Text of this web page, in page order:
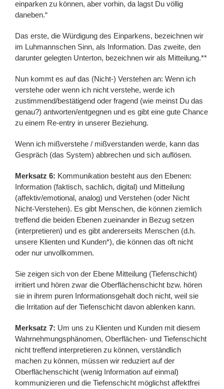
einparken zu können, aber vorhin, da lagst Du völlig
daneben.“
Das erste, die Würdigung des Einparkens, bezeichnen wir
im Luhmannschen Sinn, als Information. Das zweite, den
darunter gelegten Unterton, bezeichnen wir als Mitteilung.**
Nun kommt es auf das (Nicht-) Verstehen an: Wenn ich
verstehe oder wenn ich nicht verstehe, werde ich
zustimmend/bestätigend oder fragend (wie meinst Du das
genau?) antworten/entgegnen und es gibt eine gute Chance
zu einem Re-entry in unserer Beziehung.
Wenn ich mißverstehe / mißverstanden werde, kann das
Gespräch (das System) abbrechen und sich auflösen.
Merksatz 6: Kommunikation besteht aus den Ebenen:
Information (faktisch, sachlich, digital) und Mitteilung
(affektiv/emotional, analog) und Verstehen (oder Nicht
Nicht-Verstehen). Es gibt Menschen, die können ziemlich
treffend die beiden Ebenen zueinander in Bezug setzen
(interpretieren) und es gibt andererseits Menschen (d.h.
unsere Klienten und Kunden*), die können das oft nicht
oder nur unvollkommen.
Sie zeigen sich von der Ebene Mitteilung (Tiefenschicht)
irritiert und hören zwar die Oberflächenschicht bzw. hören
sie in ihrem puren Informationsgehalt doch nicht, weil sie
die Irritation auf der Tiefenschicht davon ablenken kann.
Merksatz 7: Um uns zu Klienten und Kunden mit diesem
Wahrnehmungsphänomen, Oberflächen- und Tiefenschicht
nicht treffend interpretieren zu können, verständlich
machen zu können, müssen wir reduziert auf der
Oberflächenschicht (wenig Information auf einmal)
kommunizieren und die Tiefenschicht möglichst affektfrei